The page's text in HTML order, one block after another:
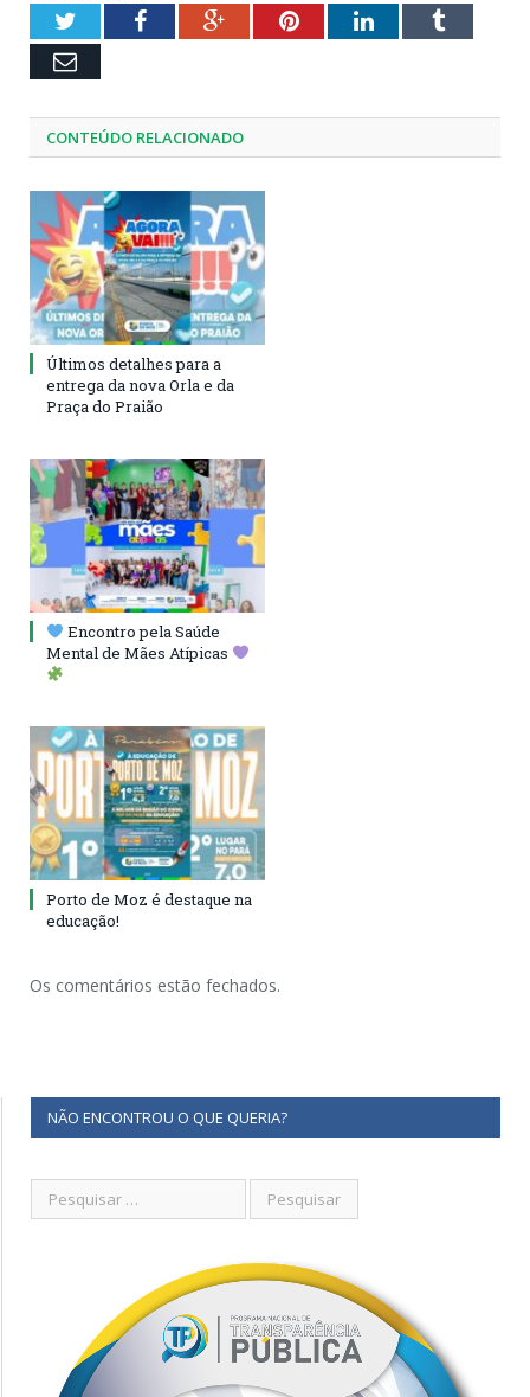
TwitterFacebookGoogle+PinterestLinkedInTumblr
Email
CONTEÚDO RELACIONADO
Últimos detalhes para a
entrega da nova Orla e da
Praça do Praião
Encontro pela Saúde
Mental de Mães Atípicas
Porto de Moz é destaque na
educação!
Os comentários estão fechados.
NÃO ENCONTROU O QUE QUERIA?